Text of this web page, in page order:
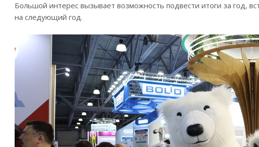
Большой интерес вызывает возможность подвести итоги за год,
на следующий год.